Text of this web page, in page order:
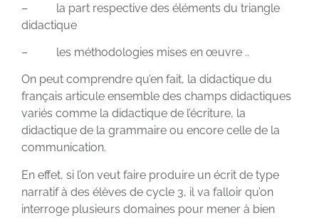
– la part respective des éléments du triangle
didactique
– les méthodologies mises en œuvre ..
On peut comprendre qu’en fait, la didactique du
français articule ensemble des champs didactiques
variés comme la didactique de l’écriture, la
didactique de la grammaire ou encore celle de la
communication.
En effet, si l’on veut faire produire un écrit de type
narratif à des élèves de cycle 3, il va falloir qu’on
interroge plusieurs domaines pour mener à bien